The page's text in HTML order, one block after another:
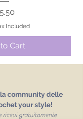
Included
Cart
community delle
your style!
ricevi gratuitamente